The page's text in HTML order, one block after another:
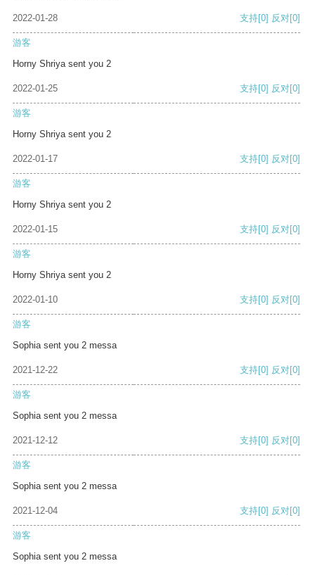
2022-01-28 支持[0] 反对[0]
游客
Horny Shriya sent you 2
2022-01-25 支持[0] 反对[0]
游客
Horny Shriya sent you 2
2022-01-17 支持[0] 反对[0]
游客
Horny Shriya sent you 2
2022-01-15 支持[0] 反对[0]
游客
Horny Shriya sent you 2
2022-01-10 支持[0] 反对[0]
游客
Sophia sent you 2 messa
2021-12-22 支持[0] 反对[0]
游客
Sophia sent you 2 messa
2021-12-12 支持[0] 反对[0]
游客
Sophia sent you 2 messa
2021-12-04 支持[0] 反对[0]
游客
Sophia sent you 2 messa